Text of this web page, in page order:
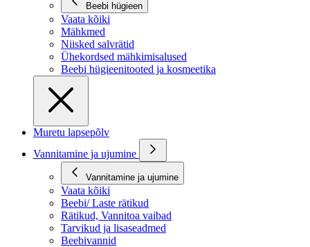
Beebi hügieen
Vaata kõiki
Mähkmed
Niisked salvrätid
Ühekordsed mähkimisalused
Beebi hügieenitooted ja kosmeetika
Muretu lapsepõlv
Vannitamine ja ujumine
Vannitamine ja ujumine
Vaata kõiki
Beebi/ Laste rätikud
Rätikud, Vannitoa vaibad
Tarvikud ja lisaseadmed
Beebivannid